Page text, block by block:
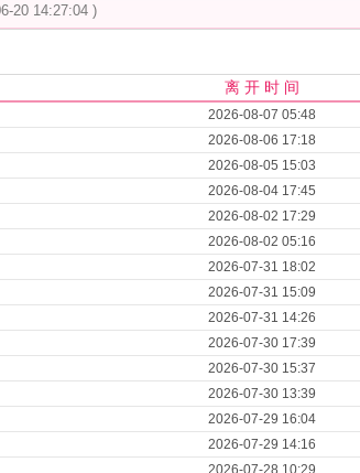
20 14:27:04 )
离 开 时 间
2026-08-07 05:48
2026-08-06 17:18
2026-08-05 15:03
2026-08-04 17:45
2026-08-02 17:29
2026-08-02 05:16
2026-07-31 18:02
2026-07-31 15:09
2026-07-31 14:26
2026-07-30 17:39
2026-07-30 15:37
2026-07-30 13:39
2026-07-29 16:04
2026-07-29 14:16
2026-07-28 10:29